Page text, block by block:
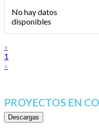
No hay datos
disponibles
«
1
»
PROYECTOS EN
Descargas